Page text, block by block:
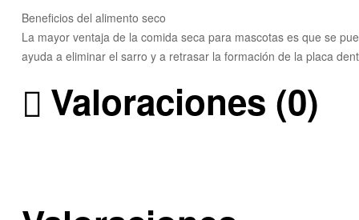
Beneficios del alimento seco
La mayor ventaja de la comida seca para mascotas es que se
ayuda a eliminar el sarro y a retrasar la formación de la placa
Valoraciones (0)